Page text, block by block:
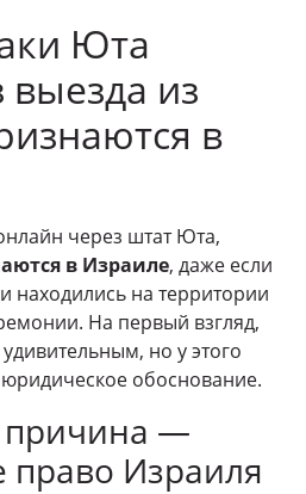
Юта
выезда из
в
через штат Юта,
в Израиле, даже если
находились на территории
На первый взгляд,
но у этого
юридическое обоснование.
—
право Израиля